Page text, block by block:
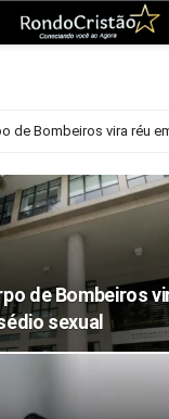
de Bombeiros
sexual